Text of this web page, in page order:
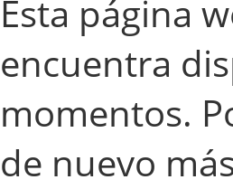
Esta página
encuentra
momentos.
de nuevo